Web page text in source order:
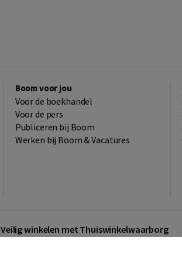
Boom voor jou
Voor de boekhandel
Voor de pers
Publiceren bij Boom
Werken bij Boom & Vacatures
Veilig winkelen met Thuiswinkelwaarborg